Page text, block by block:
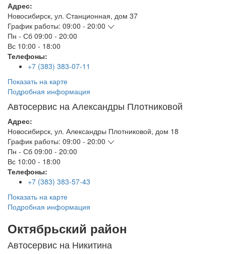
Адрес:
Новосибирск, ул. Станционная, дом 37
График работы: 09:00 - 20:00
Пн - Сб 09:00 - 20:00
Вс 10:00 - 18:00
Телефоны:
+7 (383) 383-07-11
Показать на карте
Подробная информация
Автосервис на Александры Плотниковой
Адрес:
Новосибирск, ул. Александры Плотниковой, дом 18
График работы: 09:00 - 20:00
Пн - Сб 09:00 - 20:00
Вс 10:00 - 18:00
Телефоны:
+7 (383) 383-57-43
Показать на карте
Подробная информация
Октябрьский район
Автосервис на Никитина